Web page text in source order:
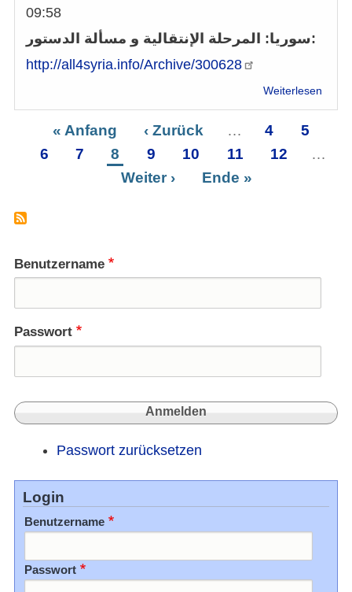
09:58
سوريا: المرحلة الإنتقالية و مسألة الدستور:
http://all4syria.info/Archive/300628
Weiterlesen
Seitennummerierung
Erste
Seite
« Anfang
Vorherige
Seite
‹ Zurück … Seite
4 Seite
5
6
Seite
7 Seite
8 Seite
9 Seite
10 Seite
11 Seite
12
…
Nächste
Weiter ›
Letzte
Ende »
Benutzername
Passwort
Passwort zurücksetzen
Login
Benutzername
Passwort